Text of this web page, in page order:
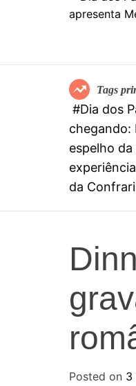
Tags
#Dia dos
chegando:
espelho
da
Posted on 3